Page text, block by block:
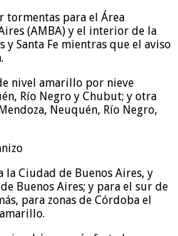
tormentas para el Área
(AMBA) y el interior de la
y Santa Fe mientras que el aviso
nivel amarillo por nieve
Río Negro y Chubut; y otra
Neuquén, Río Negro,
la Ciudad de Buenos Aires, y
Buenos Aires; y para el sur de
para zonas de Córdoba el